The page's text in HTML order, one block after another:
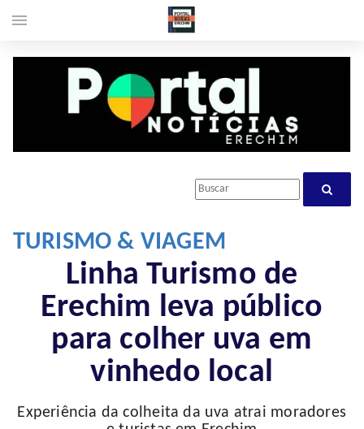
TURISMO & VIAGEM
Linha Turismo de
Erechim leva público
para colher uva em
vinhedo local
Experiência da colheita da uva atrai moradores
menu